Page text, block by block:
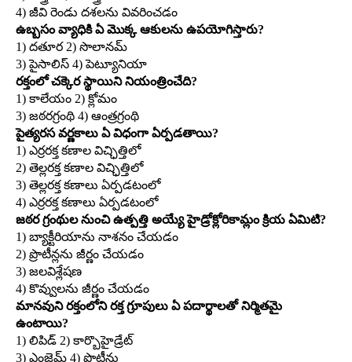
4) జీవి రెండు దశలను వివరించడం
ఉబ్బసం వ్యాధికి ఏ మొక్క ఆకులను ఉపయోగిస్తారు?
1) దతూర 2) సొలానమ్‌
3) పైసాలిస్‌ 4) పెట్యూనియా
రక్తంలో చక్కెర స్థాయిని నియంత్రించేది?
1) కాలేయం 2) క్లోమం
3) జఠరగ్రంథి 4) ఆంత్రగ్రంథి
పైత్యరస వర్ణకాలు ఏ విధంగా ఏర్పడతాయి?
1) ఎర్రరక్త కణాల విచ్ఛిత్తిలో
2) తెల్లరక్త కణాల విచ్ఛిత్తిలో
3) తెల్లరక్త కణాలు ఏర్పడటంలో
4) ఎర్రరక్త కణాలు ఏర్పడటంలో
జఠర గ్రంథుల నుంచి ఉత్పత్తి అయ్యే హైడ్రోక్లోరికామ్లం క్రియ ఏమిటి?
1) బ్యాక్టీరియాను నాశనం చేయడం
2) ప్రొటీన్లను జీర్ణం చేయడం
3) జలవిశ్లేషణ
4) కొవ్వులను జీర్ణం చేయడం
మానవుని రక్తంలోని రక్త గ్రూపులు ఏ పదార్థాలతో నిర్మితమై
ఉంటాయి?
1) లిపిడ్‌ 2) కార్బొహైడ్రేట్‌
3) ఎంజైమ్‌ 4) ప్రొటీన్లు